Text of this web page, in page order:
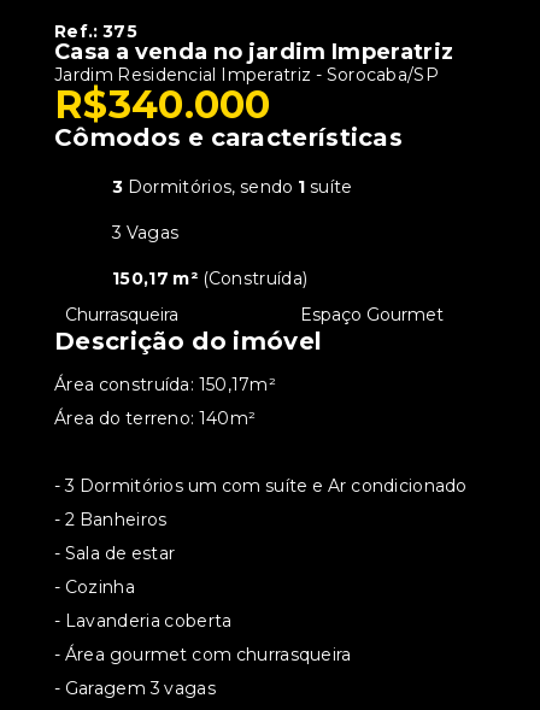
Ref.:375
Casa a venda no jardim Imperatriz
Jardim Residencial Imperatriz - Sorocaba/SP
R$340.000
Cômodos e características
3 Dormitórios, sendo 1 suíte
3 Vagas
150,17 m² (Construída)
Churrasqueira Espaço Gourmet
Descrição do imóvel
Área construída: 150,17m²
Área do terreno: 140m²
- 3 Dormitórios um com suíte e Ar condicionado
- 2 Banheiros
- Sala de estar
- Cozinha
- Lavanderia coberta
- Área gourmet com churrasqueira
- Garagem 3 vagas